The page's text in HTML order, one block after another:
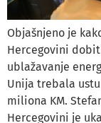
Objašnjeno je
Hercegovini
ublažavanje
Unija trebala
miliona KM.
Hercegovini je